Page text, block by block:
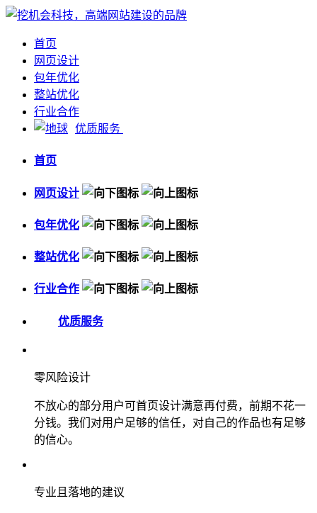
首页
网页设计
包年优化
整站优化
行业合作
优质服务
首页
网页设计
包年优化
整站优化
行业合作
优质服务
零风险设计
不放心的部分用户可首页设计满意再付费，前期不花一
分钱。我们对用户足够的信任，对自己的作品也有足够
的信心。
专业且落地的建议